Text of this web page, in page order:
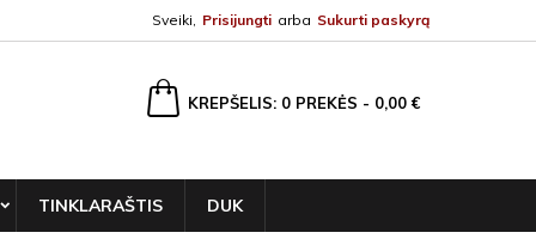
Sveiki, Prisijungti arba Sukurti paskyrą
KREPŠELIS 0 PREKĖS - 0,00 €
TINKLARAŠTIS DUK